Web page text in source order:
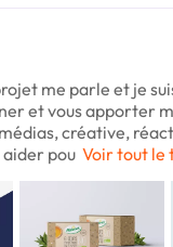
me parle et je
et vous apporter
créative,
aider pou Voir tout le